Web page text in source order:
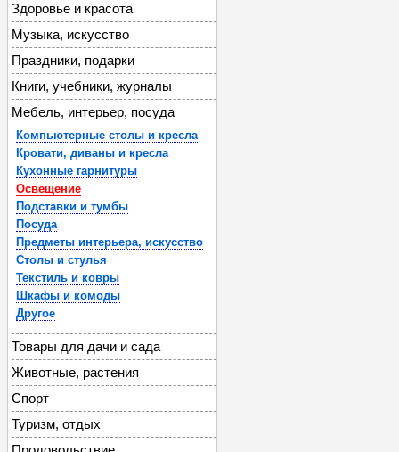
Здоровье и красота
Музыка, искусство
Праздники, подарки
Книги, учебники, журналы
Мебель, интерьер, посуда
Компьютерные столы и кресла
Кровати, диваны и кресла
Кухонные гарнитуры
Освещение
Подставки и тумбы
Посуда
Предметы интерьера, искусство
Столы и стулья
Текстиль и ковры
Шкафы и комоды
Другое
Товары для дачи и сада
Животные, растения
Спорт
Туризм, отдых